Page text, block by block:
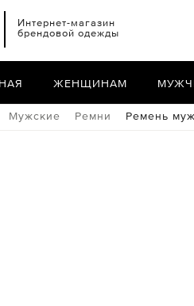
Интернет-магазин
брендовой одежды
ЖЕНЩИНАМ
Мужские Ремни Ремень